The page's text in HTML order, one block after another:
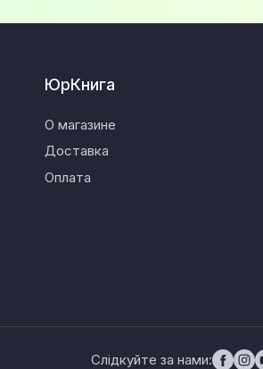
ЮрКнига
О магазине
Доставка
Оплата
Слідкуйте за нами: